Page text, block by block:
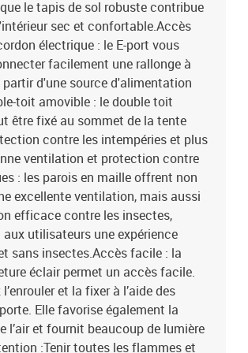
le tapis de sol robuste contribue
sec et confortable.Accès
électrique : le E-port vous
facilement une rallonge à
d'une source d'alimentation
toit amovible : le double toit
être fixé au sommet de la tente
contre les intempéries et plus
ventilation et protection contre
: les parois en maille offrent non
excellente ventilation, mais aussi
efficace contre les insectes,
utilisateurs une expérience
sans insectes.Accès facile : la
éclair permet un accès facile.
et la fixer à l’aide des
Elle favorise également la
l’air et fournit beaucoup de lumière
:Tenir toutes les flammes et